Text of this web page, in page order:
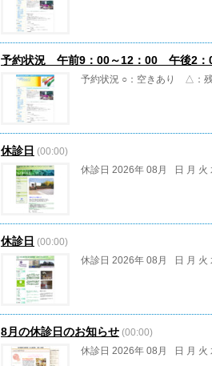
予約状況 午前9：00～12：00 午後2：
予約状況 ○：空きあり △：
休診日 (00:00)
休診日 2026年 08月 日 月
休診日 (00:00)
休診日 2026年 08月 日 月
8月の休診日のお知らせ (00:00)
休診日 2026年 08月 日 月